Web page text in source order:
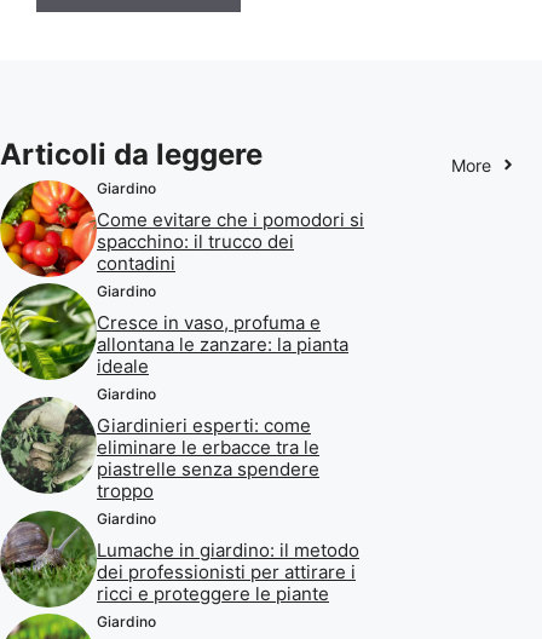
Articoli da leggere More
Giardino
Come evitare che i pomodori si
spacchino: il trucco dei
contadini
Giardino
Cresce in vaso, profuma e
allontana le zanzare: la pianta
ideale
Giardino
Giardinieri esperti: come
eliminare le erbacce tra le
piastrelle senza spendere
troppo
Giardino
Lumache in giardino: il metodo
dei professionisti per attirare i
ricci e proteggere le piante
Giardino